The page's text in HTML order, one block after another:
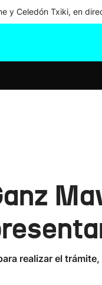
y Celedón Txiki, en
realizar el